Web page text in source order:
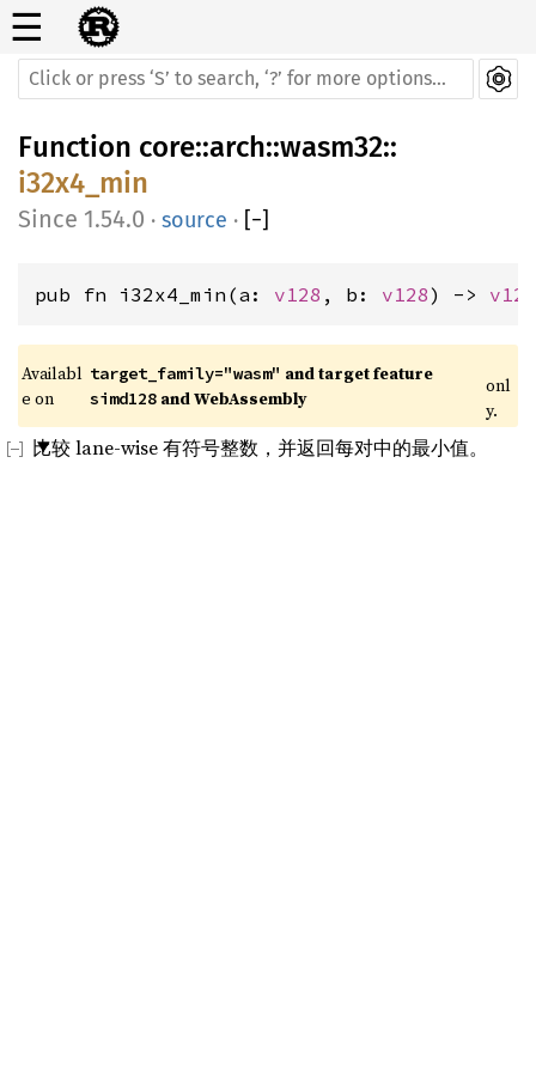
☰
Function core::arch::wasm32::
i32x4_min
1.54.0 · source · [−]
pub fn i32x4_min(a: v128 , b: v128) -> v128
Availabl
e on
target_family="wasm" and target feature
simd128 and WebAssembly
onl
y.
比较 lane-wise 有符号整数，并返回每对中的最小值。